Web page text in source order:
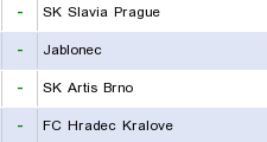
SK Slavia Prague
-
Jablonec
-
SK Artis Brno
-
FC Hradec Kralove
-